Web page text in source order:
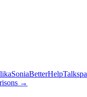
SoniaBetterHelp
→